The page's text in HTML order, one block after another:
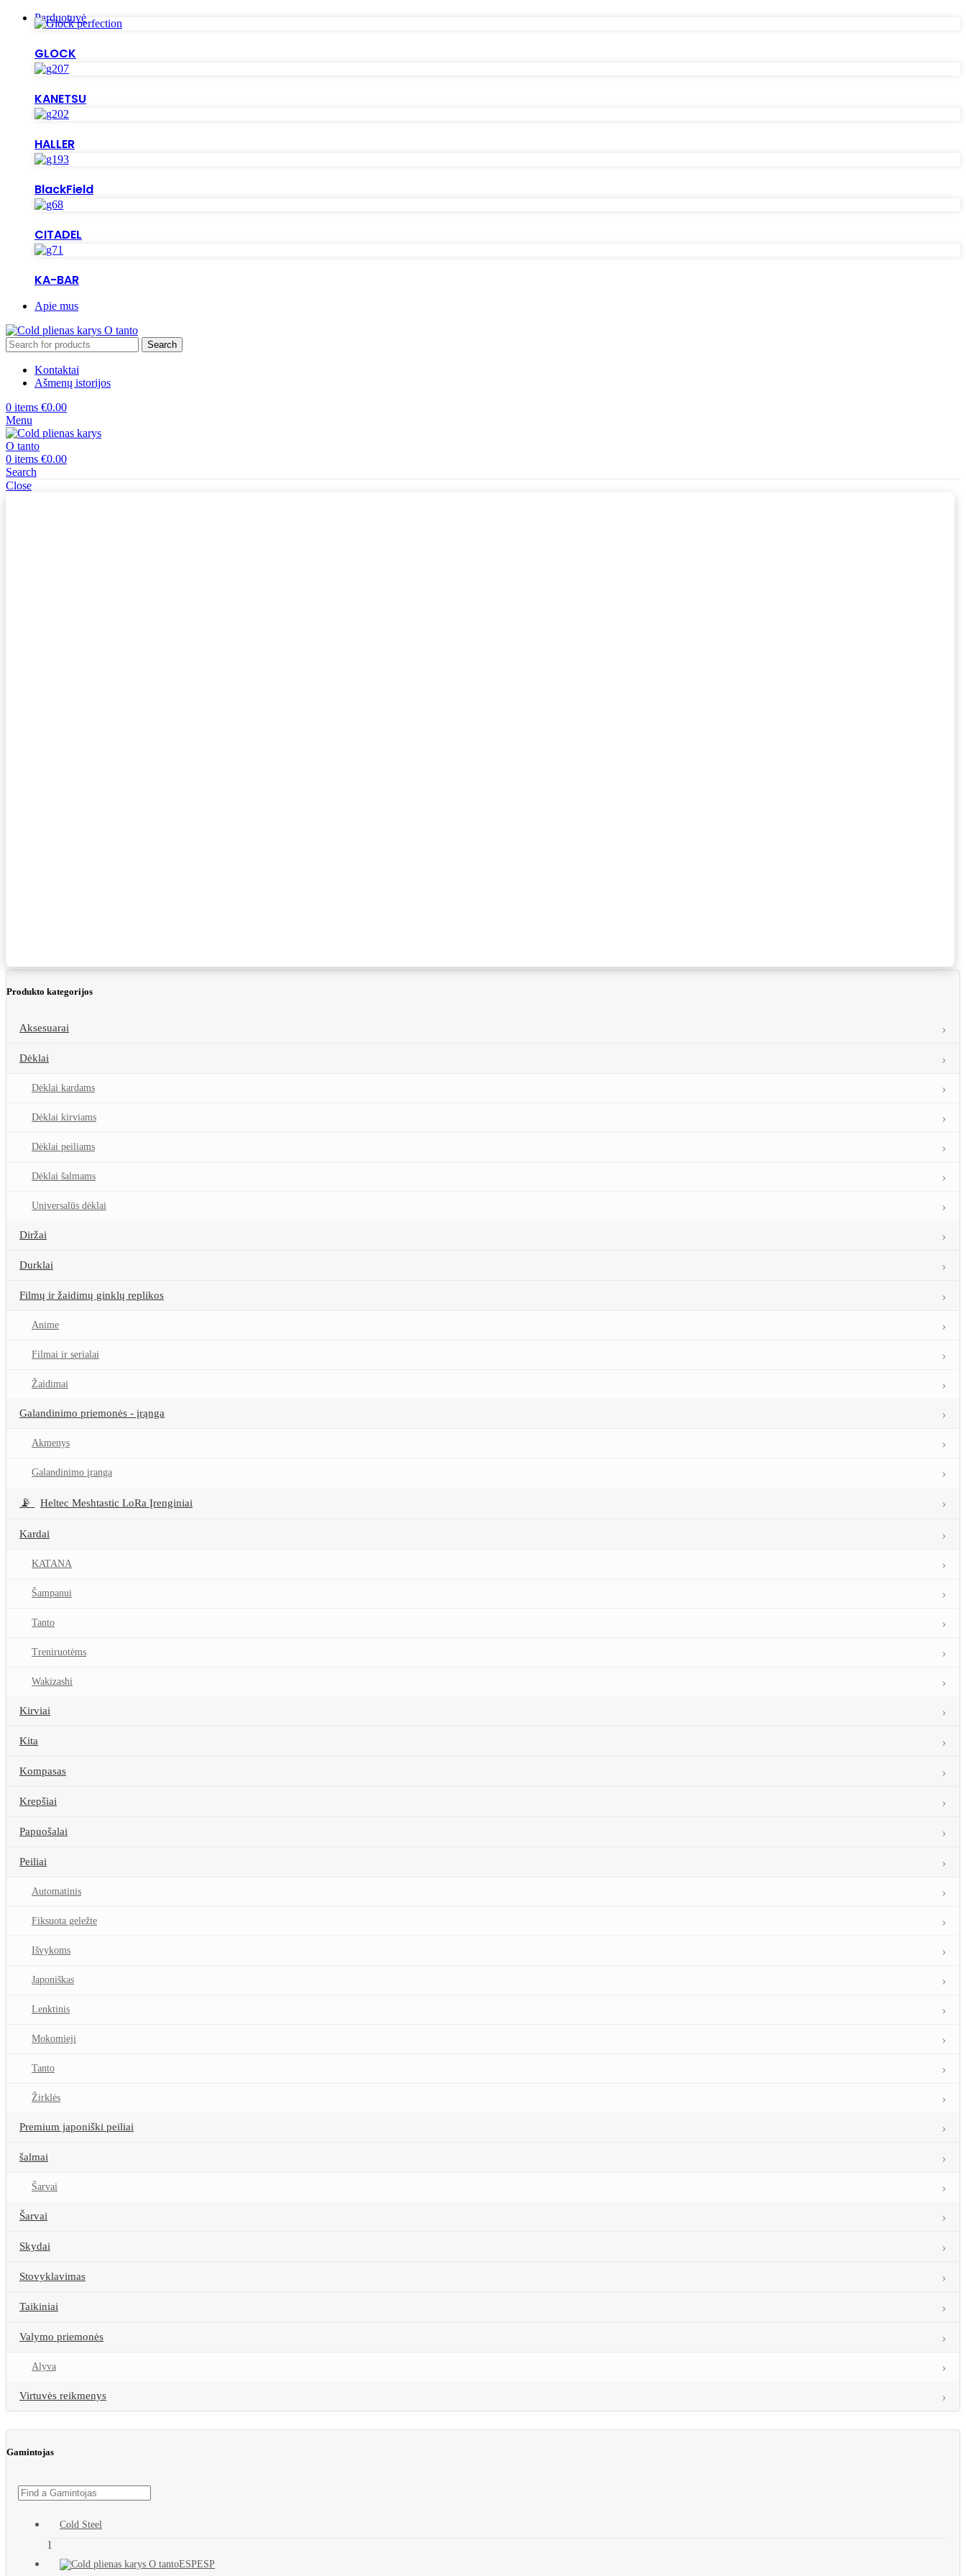
Parduotuvė
GLOCK
KANETSU
HALLER
BlackField
CITADEL
KA-BAR
Apie mus
Search
Kontaktai
Ašmenų istorijos
0 items €0.00
Menu
0 items €0.00
Search
Close
Produkto kategorijos
Aksesuarai
Dėklai
Dėklai kardams
Dėklai kirviams
Dėklai peiliams
Dėklai šalmams
Universalūs dėklai
Diržai
Durklai
Filmų ir žaidimų ginklų replikos
Anime
Filmai ir serialai
Žaidimai
Galandinimo priemonės - įrąnga
Akmenys
Galandinimo įranga
Heltec Meshtastic LoRa Įrenginiai
Kardai
KATANA
Šampanui
Tanto
Treniruotėms
Wakizashi
Kirviai
Kita
Kompasas
Krepšiai
Papuošalai
Peiliai
Automatinis
Fiksuota geležte
Išvykoms
Japoniškas
Lenktinis
Mokomieji
Tanto
Žirklės
Premium japoniški peiliai
šalmai
Šarvai
Šarvai
Skydai
Stovyklavimas
Taikiniai
Valymo priemonės
Alyva
Virtuvės reikmenys
Gamintojas
Cold Steel
1
ESPESP